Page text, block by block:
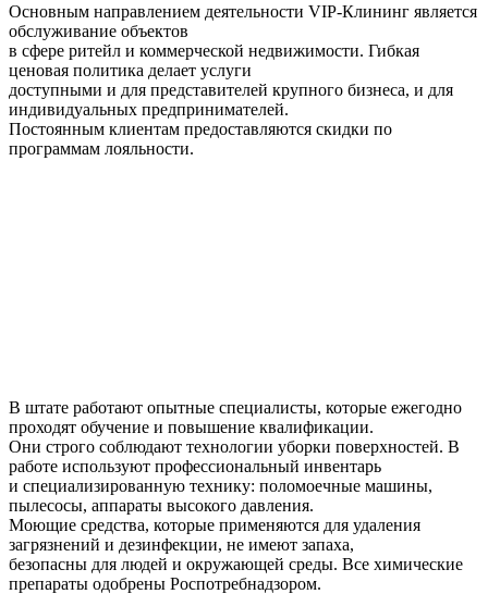
Основным направлением деятельности VIP-Клининг является
обслуживание объектов
в сфере ритейл и коммерческой недвижимости. Гибкая
ценовая политика делает услуги
доступными и для представителей крупного бизнеса, и для
индивидуальных предпринимателей.
Постоянным клиентам предоставляются скидки по
программам лояльности.
В штате работают опытные специалисты, которые ежегодно
проходят обучение и повышение квалификации.
Они строго соблюдают технологии уборки поверхностей. В
работе используют профессиональный инвентарь
и специализированную технику: поломоечные машины,
пылесосы, аппараты высокого давления.
Моющие средства, которые применяются для удаления
загрязнений и дезинфекции, не имеют запаха,
безопасны для людей и окружающей среды. Все химические
препараты одобрены Роспотребнадзором.